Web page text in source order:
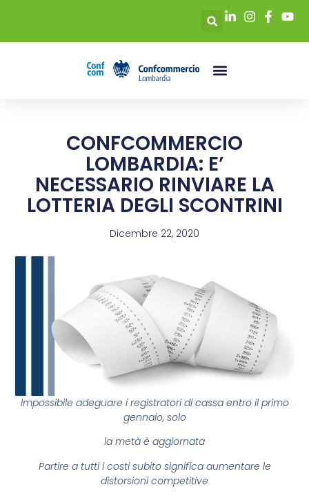
CONFCOMMERCIO
LOMBARDIA: E’
NECESSARIO RINVIARE LA
LOTTERIA DEGLI SCONTRINI
Dicembre 22, 2020
Impossibile adeguare i registratori di cassa entro il primo
gennaio, solo
la metà è aggiornata
Partire a tutti i costi subito significa aumentare le
distorsioni competitive